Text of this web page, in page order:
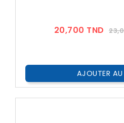
20,700 TND Prix
AJOUTER AU